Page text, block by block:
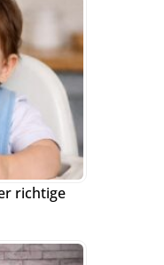
richtige